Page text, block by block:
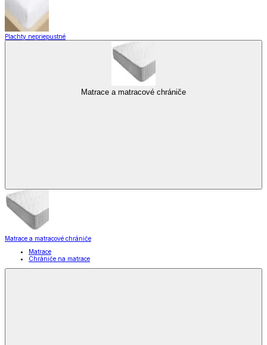
Plachty nepriepustné
Matrace a matracové chrániče
Matrace a matracové chrániče
Matrace
Chrániče na matrace